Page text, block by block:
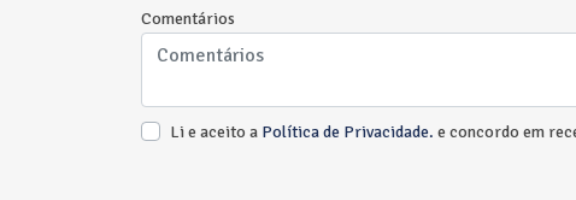
Comentários
Li e aceito a Política de Privacidade. e concordo em